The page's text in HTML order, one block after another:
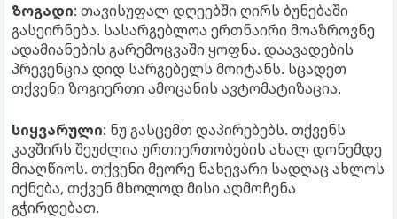
ზოგადი: თავისუფალ დღეებში ღირს ბუნებაში
გასეირნება. სასარგებლოა ერთნაირი მოაზროვნე
ადამიანების გარემოცვაში ყოფნა. დაავადების
პრევენცია დიდ სარგებელს მოიტანს. სცადეთ
თქვენი ზოგიერთი ამოცანის ავტომატიზაცია.
სიყვარული: ნუ გასცემთ დაპირებებს. თქვენს
კავშირს შეუძლია ურთიერთობების ახალ დონემდე
მიაღწიოს. თქვენი მეორე ნახევარი სადღაც ახლოს
იქნება, თქვენ მხოლოდ მისი აღმოჩენა
გჭირდებათ.